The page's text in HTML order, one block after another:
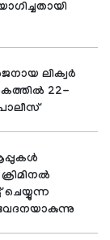
ലിക്വർ
22-
ചെയ്യുന്ന